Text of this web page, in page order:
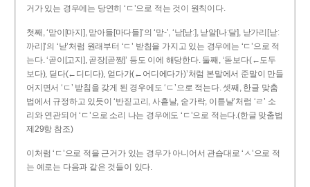
거가 있는 경우에는 당연히 ‘ㄷ’으로 적는 것이 원칙이다.
첫째, ‘맏이[마지], 맏아들[마다들]’의 ‘맏-’, ‘낟[낟ː], 낟알[나ː달], 낟가리[낟ː
까리]’의 ‘낟’처럼 원래부터 ‘ㄷ’ 받침을 가지고 있는 경우에는 ‘ㄷ’으로 적
는다. ‘곧이[고지], 곧장[곧짱]’ 등도 이에 해당한다. 둘째, ‘돋보다(←도두
보다), 딛다(←디디다), 얻다가(←어디에다가)’처럼 본말에서 준말이 만들
어지면서 ‘ㄷ’ 받침을 갖게 된 경우에도 ‘ㄷ’으로 적는다. 셋째, 한글 맞춤
법에서 규정하고 있듯이 ‘반짇고리, 사흗날, 숟가락, 이튿날’처럼 ‘ㄹ’ 소
리와 연관되어 ‘ㄷ’으로 소리 나는 경우에도 ‘ㄷ’으로 적는다.(한글 맞춤법
제29항 참조)
이처럼 ‘ㄷ’으로 적을 근거가 있는 경우가 아니어서 관습대로 ‘ㅅ’으로 적
는 예로는 다음과 같은 것들이 있다.